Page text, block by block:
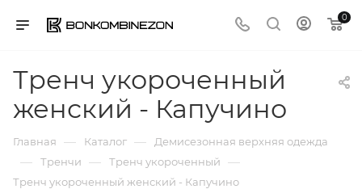
0
Тренч укороченный
женский - Капучино
Главная — Каталог — Демисезонная верхняя одежда
— Тренчи — Тренч укороченный —
Тренч укороченный женский - Капучино